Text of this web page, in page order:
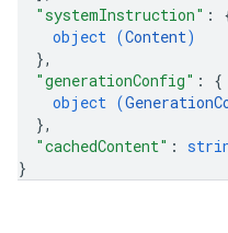
"systemInstruction" :
object (Content)
},
"generationConfig" : {
object (
},
"cachedContent" :
}